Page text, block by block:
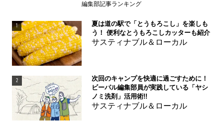
編集部記事ランキング
1
夏は道の駅で「とうもろこし」を楽しも
う！ 便利なとうもろこしカッターも紹介
サスティナブル＆ローカル
2
次回のキャンプを快適に過ごすために！
ビーパル編集部員が実践している「ヤシ
ノミ洗剤」活用術!!
サスティナブル＆ローカル